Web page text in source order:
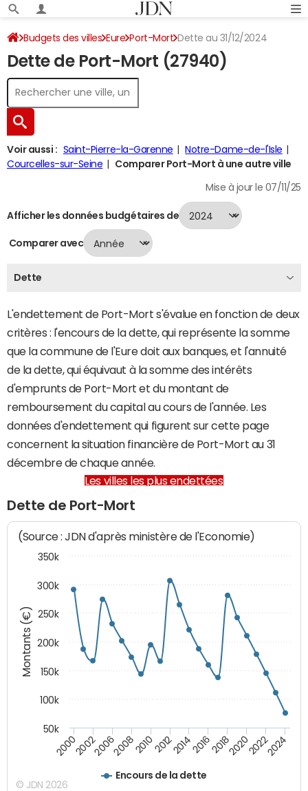
Budgets des villes Eure Port-Mort Dette au 31/12/2024
Dette de Port-Mort (27940)
Voir aussi : Saint-Pierre-la-Garenne
Notre-Dame-de-l'Isle
Courcelles-sur-Seine
Comparer Port-Mort à une autre ville
Mise à jour le 07/11/25
Afficher les données budgétaires de
Comparer avec
Dette
L'endettement de Port-Mort s'évalue en fonction de deux
critères : l'encours de la dette, qui représente la somme
que la commune de l'Eure doit aux banques, et l'annuité
de la dette, qui équivaut à la somme des intérêts
d'emprunts de Port-Mort et du montant de
remboursement du capital au cours de l'année. Les
données d'endettement qui figurent sur cette page
concernent la situation financière de Port-Mort au 31
décembre de chaque année.
Les villes les plus endettées
Dette de Port-Mort
Montants (€)
(Source : JDN d'après ministère de l'Economie)
Encours de la dette
200020022006200820102012201420162018202020222024
50k
100k
150k
200k
250k
300k
350k
© JDN 2026